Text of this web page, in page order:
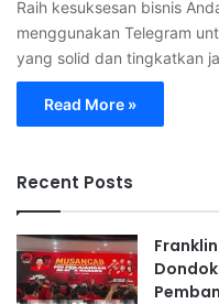
Raih kesuksesan bisnis
menggunakan Telegram
yang solid dan tingkatkan
Read More »
Recent Posts